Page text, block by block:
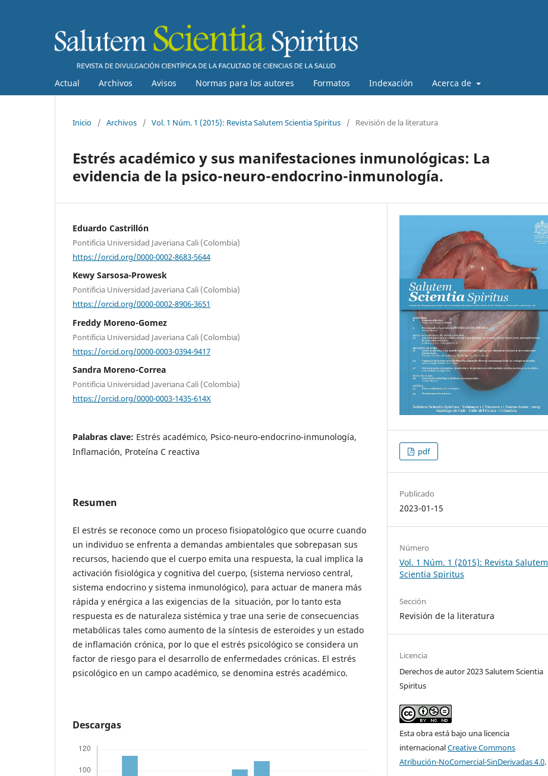
Actual Archivos Avisos Normas para los autores Formatos Indexación Acerca de
Inicio / Archivos / Vol. 1 Núm. 1 (2015): Revista Salutem Scientia Spiritus / Revisión de la literatura
Estrés académico y sus manifestaciones inmunológicas: La
evidencia de la psico-neuro-endocrino-inmunología.
Eduardo Castrillón
Pontificia Universidad Javeriana Cali (Colombia)
https://orcid.org/0000-0002-8683-5644
Kewy Sarsosa-Prowesk
Pontificia Universidad Javeriana Cali (Colombia)
https://orcid.org/0000-0002-8906-3651
Freddy Moreno-Gomez
Pontificia Universidad Javeriana Cali (Colombia)
https://orcid.org/0000-0003-0394-9417
Sandra Moreno-Correa
Pontificia Universidad Javeriana Cali (Colombia)
https://orcid.org/0000-0003-1435-614X
Palabras clave: Estrés académico, Psico-neuro-endocrino-inmunología,
Inflamación, Proteína C reactiva
Resumen
El estrés se reconoce como un proceso fisiopatológico que ocurre cuando
un individuo se enfrenta a demandas ambientales que sobrepasan sus
recursos, haciendo que el cuerpo emita una respuesta, la cual implica la
activación fisiológica y cognitiva del cuerpo, (sistema nervioso central,
sistema endocrino y sistema inmunológico), para actuar de manera más
rápida y enérgica a las exigencias de la situación, por lo tanto esta
respuesta es de naturaleza sistémica y trae una serie de consecuencias
metabólicas tales como aumento de la síntesis de esteroides y un estado
de inflamación crónica, por lo que el estrés psicológico se considera un
factor de riesgo para el desarrollo de enfermedades crónicas. El estrés
psicológico en un campo académico, se denomina estrés académico.
Descargas
pdf
Publicado
2023-01-15
Número
Vol. 1 Núm. 1 (2015): Revista Salutem
Scientia Spiritus
Sección
Revisión de la literatura
Licencia
Derechos de autor 2023 Salutem Scientia
Spiritus
Esta obra está bajo una licencia
internacionalCreative Commons
Atribución-NoComercial-SinDerivadas 4.0.